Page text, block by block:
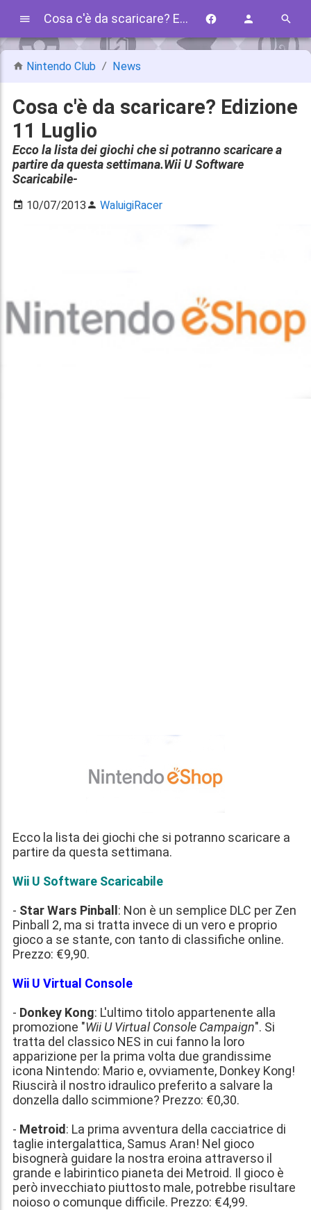
Cosa c'è da scaricare? Edizione 11 Luglio
Nintendo Club News
Cosa c'è da scaricare? Edizione
11 Luglio
Ecco la lista dei giochi che si potranno scaricare a
partire da questa settimana.Wii U Software
Scaricabile-
10/07/2013 WaluigiRacer
Ecco la lista dei giochi che si potranno scaricare a
partire da questa settimana.
Wii U Software Scaricabile
- Star Wars Pinball : Non è un semplice DLC per Zen
Pinball 2, ma si tratta invece di un vero e proprio
gioco a se stante, con tanto di classifiche online.
Prezzo: €9,90.
Wii U Virtual Console
- Donkey Kong: L'ultimo titolo appartenente alla
promozione "Wii U Virtual Console Campaign". Si
tratta del classico NES in cui fanno la loro
apparizione per la prima volta due grandissime
icona Nintendo: Mario e, ovviamente, Donkey Kong!
Riuscirà il nostro idraulico preferito a salvare la
donzella dallo scimmione? Prezzo: €0,30.
- Metroid : La prima avventura della cacciatrice di
taglie intergalattica, Samus Aran! Nel gioco
bisognerà guidare la nostra eroina attraverso il
grande e labirintico pianeta dei Metroid. Il gioco è
però invecchiato piuttosto male, potrebbe risultare
noioso o comunque difficile. Prezzo: €4,99.